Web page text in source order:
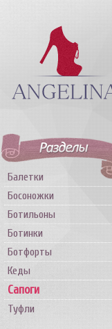
Балетки
Босоножки
Ботильоны
Ботинки
Ботфорты
Кеды
Сапоги
Туфли